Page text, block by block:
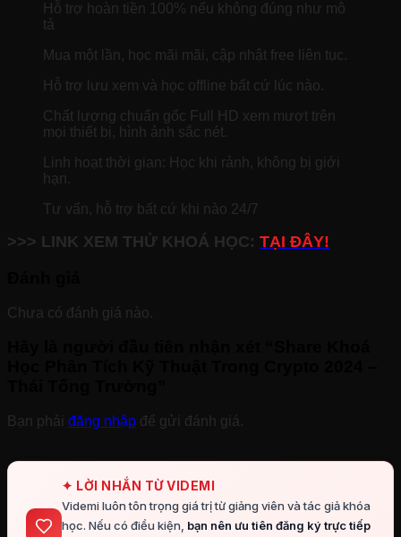
Hỗ trợ hoàn tiền 100% nếu không đúng như mô
tả
Mua một lần, học mãi mãi, cập nhật free liên tục.
Hỗ trợ lưu xem và học offline bất cứ lúc nào.
Chất lượng chuẩn gốc Full HD xem mượt trên
mọi thiết bị, hình ảnh sắc nét.
Linh hoạt thời gian: Học khi rảnh, không bị giới
hạn.
Tư vấn, hỗ trợ bất cứ khi nào 24/7
>>> LINK XEM THỬ KHOÁ HỌC: TẠI ĐÂY!
Chưa có đánh giá nào.
Bạn phải đăng nhập để gửi đánh giá.
✦ LỜI NHẮN TỪ VIDEMI
Videmi luôn tôn trọng giá trị từ giảng viên và tác giả khóa
học. Nếu có điều kiện, bạn nên ưu tiên đăng ký trực tiếp